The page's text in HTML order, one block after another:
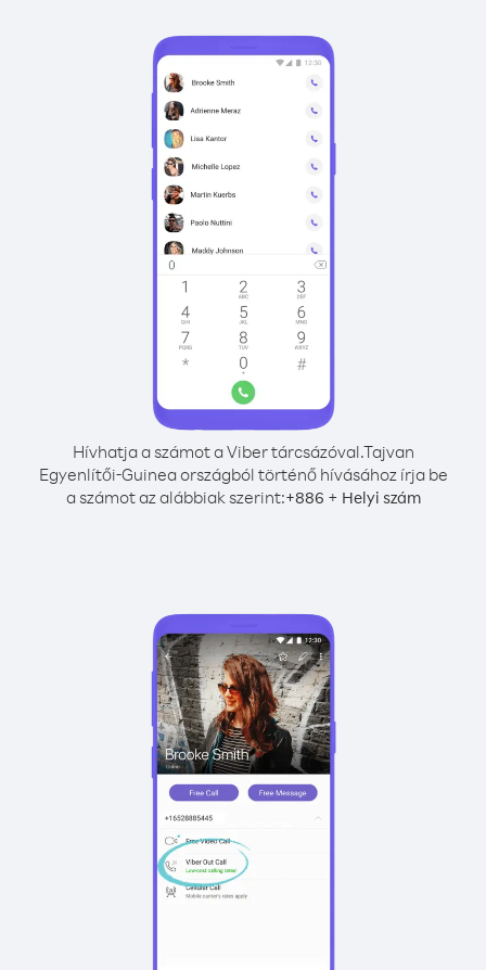
Hívhatja a számot a Viber tárcsázóval.Tajvan
Egyenlítői-Guinea országból történő hívásához írja be
a számot az alábbiak szerint:+886 + Helyi szám